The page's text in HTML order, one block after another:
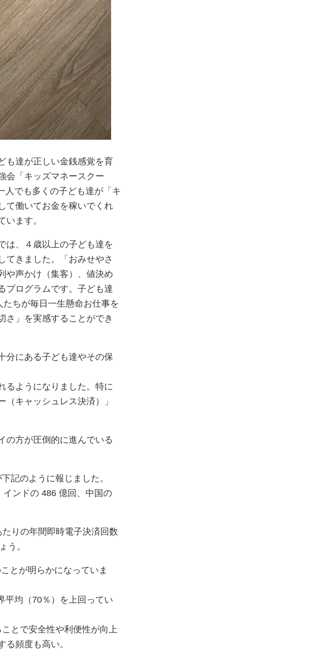
も達が正しい金銭感覚を育
会「キッズマネースクー
人でも多くの子ども達が「キ
て働いてお金を稼いでくれ
ます。
は、４歳以上の子ども達を
てきました。「おみせやさ
や声かけ（集客）、値決め
プログラムです。子ども達
ちが毎日一生懸命お仕事を
さ」を実感することができ
分にある子ども達やその保
るようになりました。特に
キャッシュレス決済）」
の方が圧倒的に進んでいる
記のように報じました。
ンドの 486 億回、中国の
りの年間即時電子決済回数
う。
とが明らかになっていま
平均（70％）を上回ってい
とで安全性や利便性が向上
頻度も高い。